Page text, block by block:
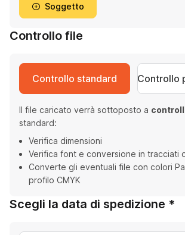
Soggetto
Controllo file
Controllo standard Controllo
Il file caricato verrà sottoposto a
standard:
Verifica dimensioni
Verifica font e conversione in tracciati
Converte gli eventuali file con colori
profilo CMYK
Scegli la data di spedizione *